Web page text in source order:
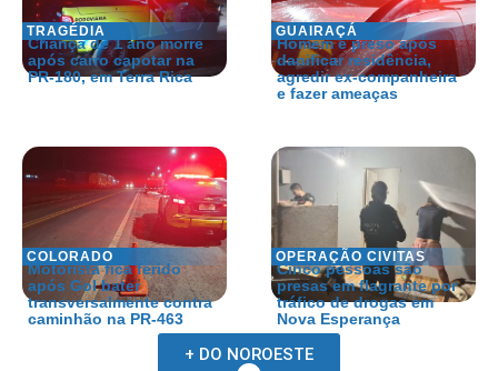
TRAGÉDIA
Criança de 1 ano morre
após carro capotar na
PR-180, em Terra Rica
GUAIRAÇÁ
Homem é preso após
danificar residência,
agredir ex-companheira
e fazer ameaças
COLORADO
Motorista fica ferido
após Gol bater
transversalmente contra
caminhão na PR-463
OPERAÇÃO CIVITAS
Cinco pessoas são
presas em flagrante por
tráfico de drogas em
Nova Esperança
+ DO NOROESTE